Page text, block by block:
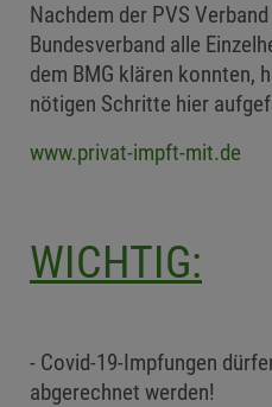
Nachdem der PVS
Bundesverband alle
dem BMG klären konnten,
nötigen Schritte hier
www.privat-impft-mit.de
WICHTIG:
Covid-19-Impfungen
abgerechnet werden!